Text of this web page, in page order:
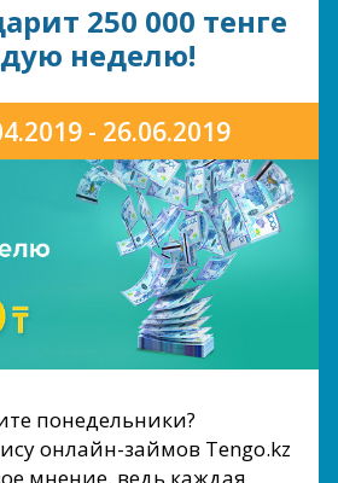
250 000 тенге
неделю!
- 26.06.2019
понедельники?
онлайн-займов Tengo.kz
мнение, ведь каждая